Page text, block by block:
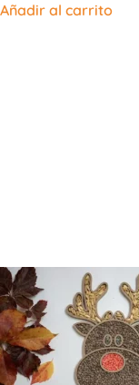
Añadir al carrito